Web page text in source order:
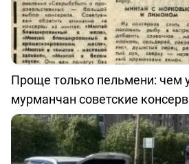
Проще только пельмени: чем
мурманчан советские